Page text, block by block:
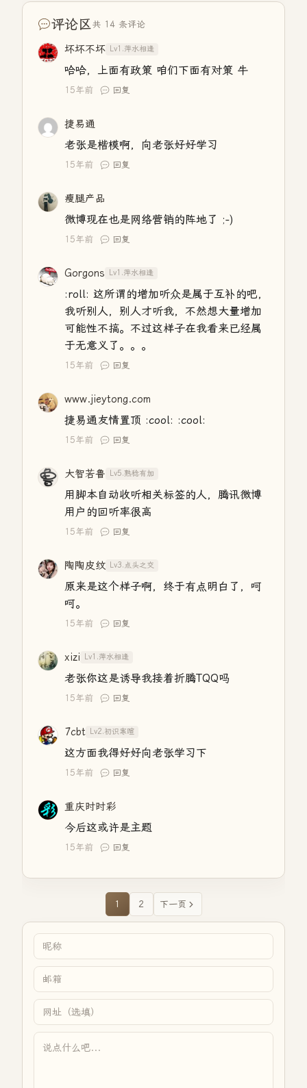
评论区共 14 条评论
坏坏不坏 Lv1.萍水相逢
哈哈，上面有政策 咱们下面有对策 牛
15年前 回复
捷易通
老张是楷模啊，向老张好好学习
15年前 回复
瘦腿产品
微博现在也是网络营销的阵地了 ;-)
15年前 回复
Gorgons Lv1.萍水相逢
:roll: 这所谓的增加听众是属于互补的吧，
我听别人，别人才听我，不然想大量增加
可能性不搞。不过这样子在我看来已经属
于无意义了。。。
15年前 回复
www.jieytong.com
捷易通友情置顶 :cool: :cool:
15年前 回复
大智若鲁 Lv5.熟稔有加
用脚本自动收听相关标签的人，腾讯微博
用户的回听率很高
15年前 回复
陶陶皮纹 Lv3.点头之交
原来是这个样子啊，终于有点明白了，呵
呵。
15年前 回复
xizi Lv1.萍水相逢
老张你这是诱导我接着折腾TQQ吗
15年前 回复
7cbt Lv2.初识寒暄
这方面我得好好向老张学习下
15年前 回复
重庆时时彩
今后这或许是主题
15年前 回复
1 2 下一页